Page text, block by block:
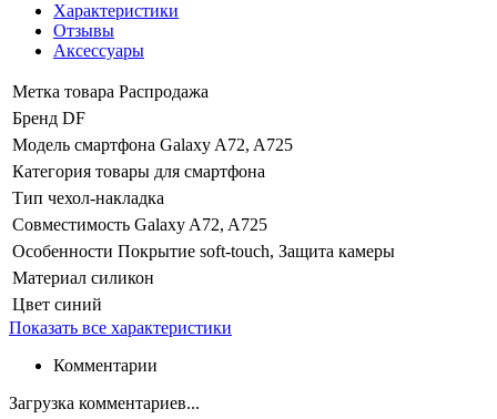
Характеристики
Отзывы
Аксессуары
Метка товара Распродажа
Бренд DF
Модель смартфона Galaxy A72, A725
Категория товары для смартфона
Тип чехол-накладка
Совместимость Galaxy A72, A725
Особенности Покрытие soft-touch, Защита камеры
Материал силикон
Цвет синий
Показать все характеристики
Комментарии
Загрузка комментариев...